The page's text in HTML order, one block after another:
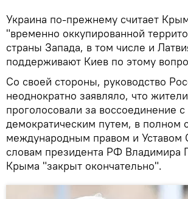
Украина по-прежнему считает
"временно оккупированной
страны Запада, в том числе и
поддерживают Киев по этому
Со своей стороны, руководство
неоднократно заявляло, что
проголосовали за воссоединение
демократическим путем, в полном
международным правом и
словам президента РФ Владимира
Крыма "закрыт окончательно".